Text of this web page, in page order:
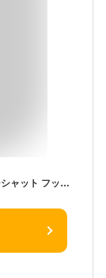
カメムシ忌避剤 【2個組】★後払い可！★カメムシシャット フック付 2個 送料無料 かめむし カメムシ 対策 カメムシ 忌避剤 吊るす 置き型 グッズ カメムシ 寄せ付けない が 嫌がる 匂い ベランダ 洗濯 物 ゲル 害虫 対策 忌避剤 日本製 アーネスト RSL発送 rlt 60s bnm